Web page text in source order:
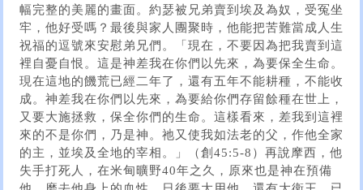
幅完整的美麗的畫面。約瑟被兄弟賣到埃及為奴，受冤坐
牢，他好受嗎？最後與家人團聚時，他能把苦難當成人生
祝福的逗號來安慰弟兄們。「現在，不要因為把我賣到這
裡自憂自恨。這是神差我在你們以先來，為要保全生命。
現在這地的饑荒已經二年了，還有五年不能耕種，不能收
成。神差我在你們以先來，為要給你們存留餘種在世上，
又要大施拯救，保全你們的生命。這樣看來，差我到這裡
來的不是你們，乃是神。祂又使我如法老的父，作他全家
的主，並埃及全地的宰相。」（創45:5-8）再說摩西，他
失手打死人，在米甸曠野40年之久，原來也是神在預備